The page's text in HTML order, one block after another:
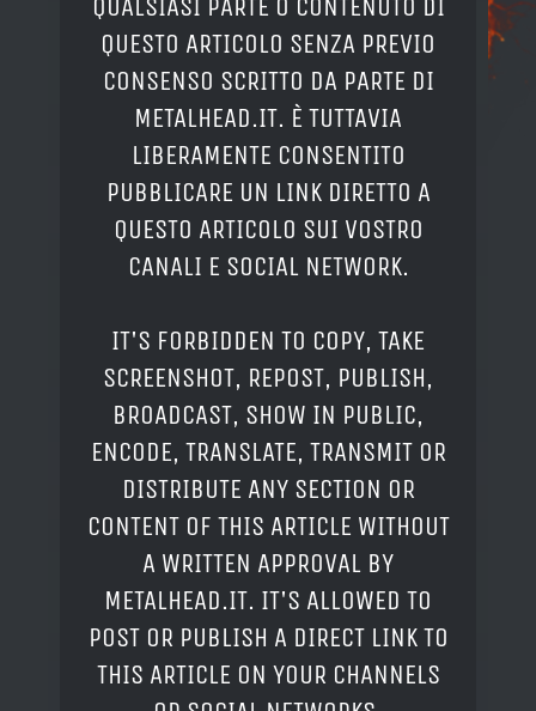
QUALSIASI PARTE O CONTENUTO DI
QUESTO ARTICOLO SENZA PREVIO
CONSENSO SCRITTO DA PARTE DI
METALHEAD.IT. È TUTTAVIA
LIBERAMENTE CONSENTITO
PUBBLICARE UN LINK DIRETTO A
QUESTO ARTICOLO SUI VOSTRO
CANALI E SOCIAL NETWORK.
IT'S FORBIDDEN TO COPY, TAKE
SCREENSHOT, REPOST, PUBLISH,
BROADCAST, SHOW IN PUBLIC,
ENCODE, TRANSLATE, TRANSMIT OR
DISTRIBUTE ANY SECTION OR
CONTENT OF THIS ARTICLE WITHOUT
A WRITTEN APPROVAL BY
METALHEAD.IT. IT'S ALLOWED TO
POST OR PUBLISH A DIRECT LINK TO
THIS ARTICLE ON YOUR CHANNELS